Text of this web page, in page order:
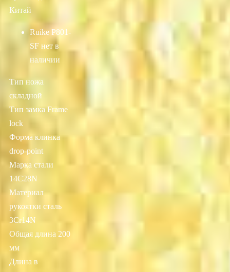
Китай
Ruike P801-
SF нет в
наличии
Тип ножа
складной
Тип замка Frame
lock
Форма клинка
drop-point
Марка стали
14C28N
Материал
рукоятки сталь
3Cr14N
Общая длина 200
мм
Длина в